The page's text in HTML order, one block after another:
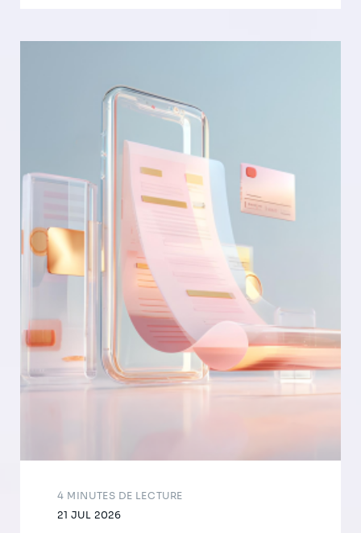
21 JUL 2026
4 MINUTES DE LECTURE